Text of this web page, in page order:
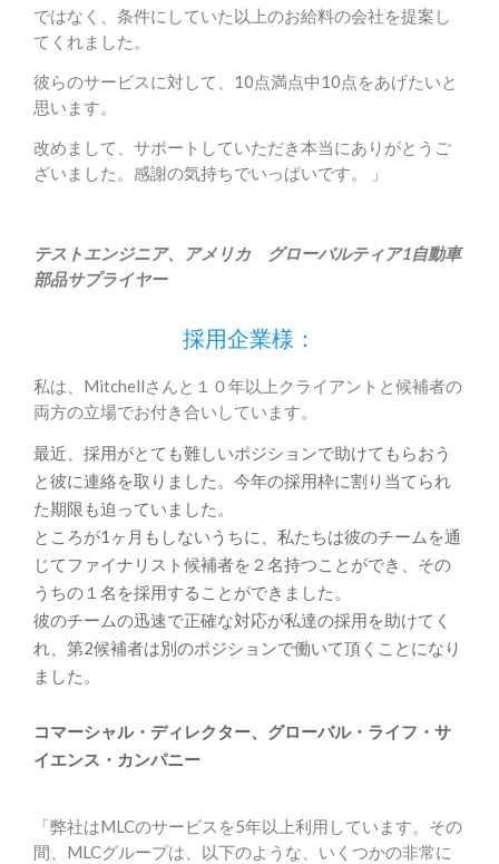
ではなく、条件にしていた以上のお給料の会社を提案し
てくれました。
彼らのサービスに対して、10点満点中10点をあげたいと
思います。
改めまして、サポートしていただき本当にありがとうご
ざいました。感謝の気持ちでいっぱいです。
」
テストエンジニア、アメリカ グローバルティア1自動車
部品サプライヤー
採用企業様：
私は、 Mitchellさんと１０年以上クライアントと候補者の
両方の立場でお付き合いしています。
最近、 採用がとても難しいポジションで助けてもらおう
と彼に連絡を取り ました。今年の採用枠に割り当てられ
た期限も迫っていました。
ところが1ヶ月もしないうちに、 私たちは彼のチームを通
じてファイナリスト候補者を２名持つこと ができ、その
うちの１名を採用することができました。
彼のチームの迅速で正確な対応が私達の採用を助けてく
れ、 第2候補者は別のポジションで働いて頂くことになり
ました。
コマーシャル・ディレクター、グローバル・ライフ・サ
イエンス・ カンパニー
「弊社はMLCのサービスを5年以上利用しています。その
間、MLCグループは、以下のような、いくつかの非常に